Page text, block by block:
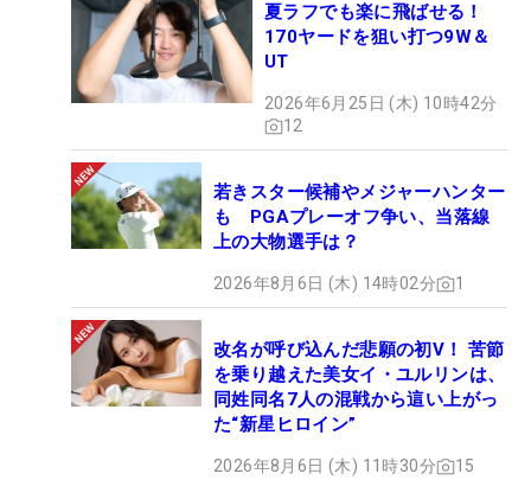
夏ラフでも楽に飛ばせる！
170ヤードを狙い打つ9W＆
UT
2026年6月25日 (木) 10時42分
12
若きスター候補やメジャーハンター
も PGAプレーオフ争い、当落線
上の大物選手は？
2026年8月6日 (木) 14時02分 1
改名が呼び込んだ悲願の初V！ 苦節
を乗り越えた美女イ・ユルリンは、
同姓同名7人の混戦から這い上がっ
た“新星ヒロイン”
2026年8月6日 (木) 11時30分 15